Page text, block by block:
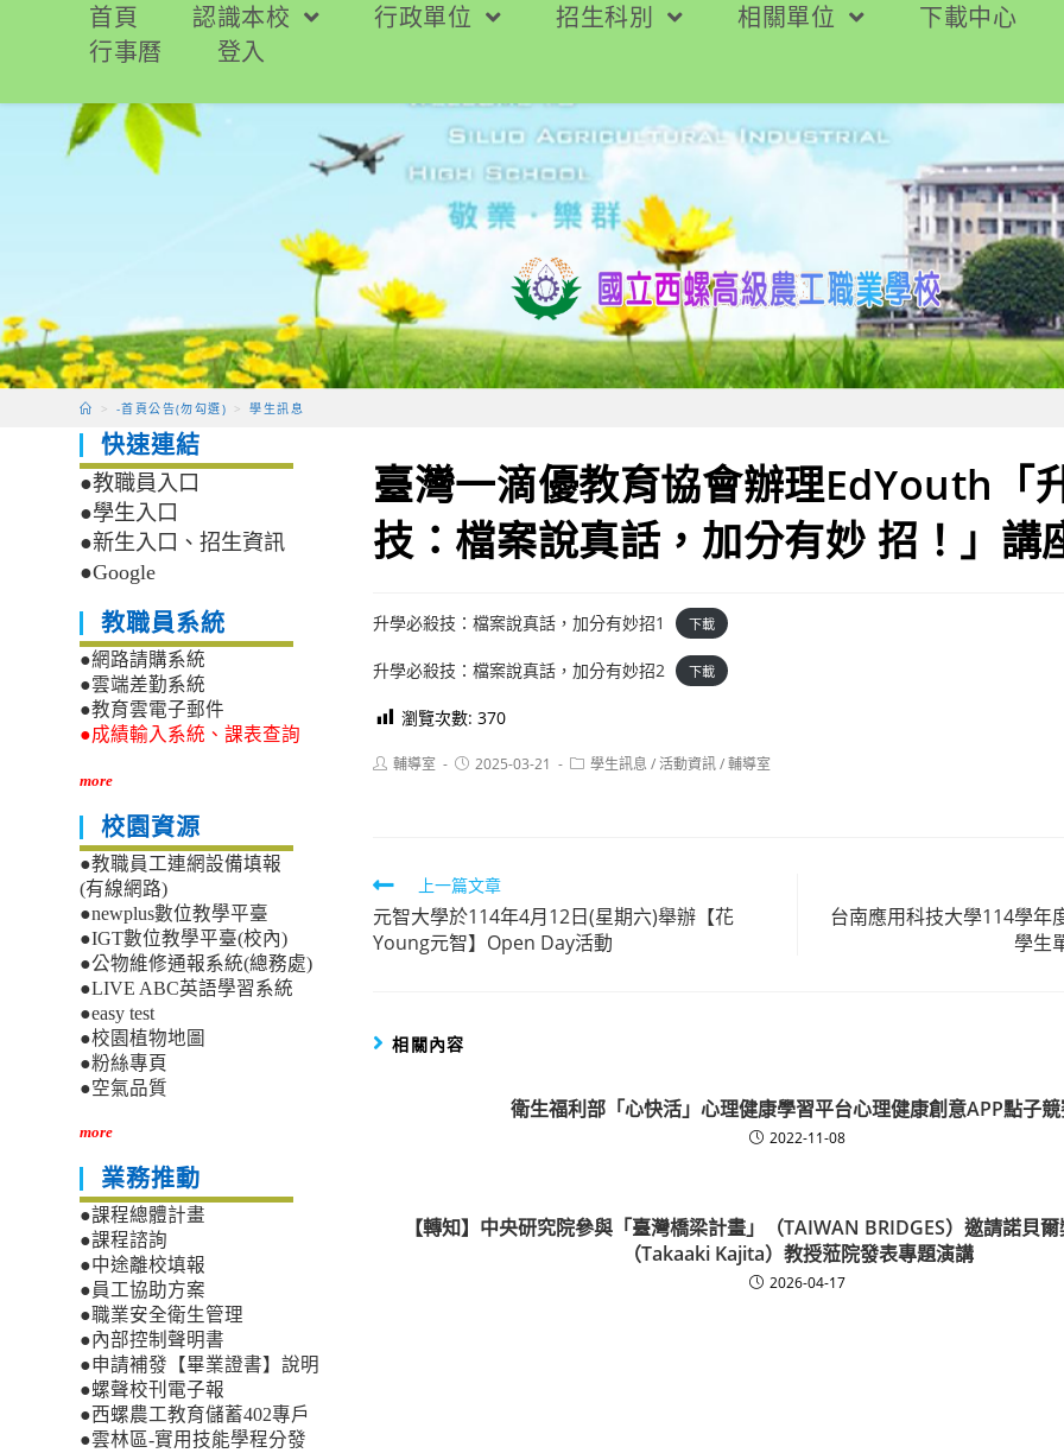
要
首頁 認識本校 行政單位 招生科別 相關單位 下載中心
行事曆
登入
> -首頁公告(勿勾選) > 學生訊息
臺灣一滴優教育協會辦理EdYouth「
技：檔案說真話，加分有妙 招！」講
升學必殺技：檔案說真話，加分有妙招1 下載
升學必殺技：檔案說真話，加分有妙招2 下載
瀏覽次數: 370
Post輔導室
Post2025-03-21
Post學生訊息 /活動資訊/輔導室
Read
more
articles
上一篇文章
元智大學於114年4月12日(星期六)舉辦【花
Young元智】Open Day活動
台南應用科技大學114學年
學生
相關內容
衛生福利部「心快活」心理健康學習平台心理健康創意APP點子
2022-11-08
【轉知】中央研究院參與「臺灣橋梁計畫」（TAIWAN BRIDGES）邀請諾貝
（Takaaki Kajita）教授蒞院發表專題演講
2026-04-17
快速連結
●教職員入口
●學生入口
●新生入口、招生資訊
●Google
教職員系統
●網路請購系統
●雲端差勤系統
●教育雲電子郵件
●成績輸入系統、課表查詢
more
校園資源
●教職員工連網設備填報
(有線網路)
●newplus數位教學平臺
●IGT數位教學平臺(校內)
●公物維修通報系統(總務處)
●LIVE ABC英語學習系統
●easy test
●校園植物地圖
●粉絲專頁
●空氣品質
more
業務推動
●課程總體計畫
●課程諮詢
●中途離校填報
●員工協助方案
●職業安全衛生管理
●內部控制聲明書
●申請補發【畢業證書】說明
●螺聲校刊電子報
●西螺農工教育儲蓄402專戶
●雲林區-實用技能學程分發